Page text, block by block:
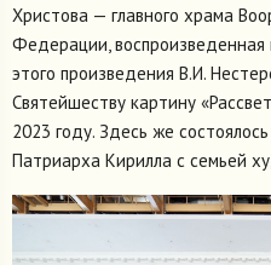
Христова — главного храма
Федерации, воспроизведенная
этого произведения В.И.
Святейшеству картину
2023 году. Здесь же
Патриарха Кирилла с семьей